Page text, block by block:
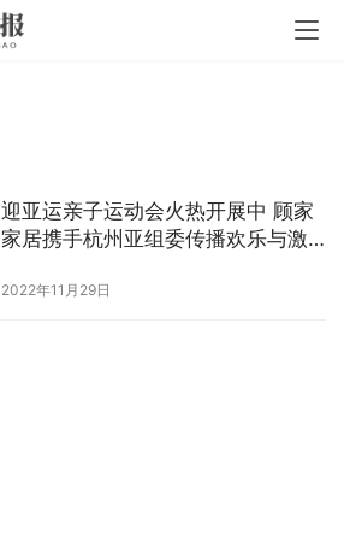
迎亚运亲子运动会火热开展中 顾家
家居携手杭州亚组委传播欢乐与激
2022年11月29日